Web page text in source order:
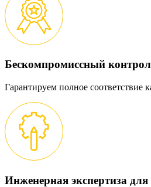
Бескомпромиссный
Гарантируем полное
Инженерная экспертиза